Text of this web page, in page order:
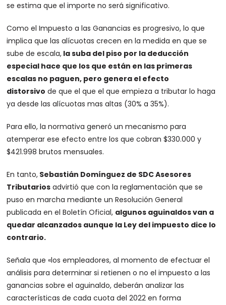
se estima que el importe no será significativo.
Como el Impuesto a las Ganancias es progresivo, lo que
implica que las alícuotas crecen en la medida en que se
sube de escala, la suba del piso por la deducción
especial hace que los que están en las primeras
escalas no paguen, pero genera el efecto
distorsivo de que el que el que empieza a tributar lo haga
ya desde las alícuotas mas altas (30% a 35%).
Para ello, la normativa generó un mecanismo para
atemperar ese efecto entre los que cobran $330.000 y
$421.998 brutos mensuales.
En tanto, Sebastián Domínguez de SDC Asesores
Tributarios advirtió que con la reglamentación que se
puso en marcha mediante un Resolución General
publicada en el Boletín Oficial, algunos aguinaldos van a
quedar alcanzados aunque la Ley del impuesto dice lo
contrario.
Señala que «los empleadores, al momento de efectuar el
análisis para determinar si retienen o no el impuesto a las
ganancias sobre el aguinaldo, deberán analizar las
características de cada cuota del 2022 en forma